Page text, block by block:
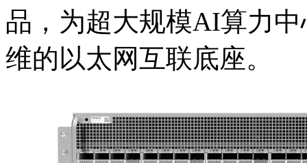
品，为超大规模AI算力中
维的以太网互联底座。